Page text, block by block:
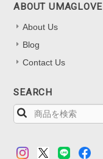
ABOUT UMAGLOVE
About Us
Blog
Contact Us
SEARCH